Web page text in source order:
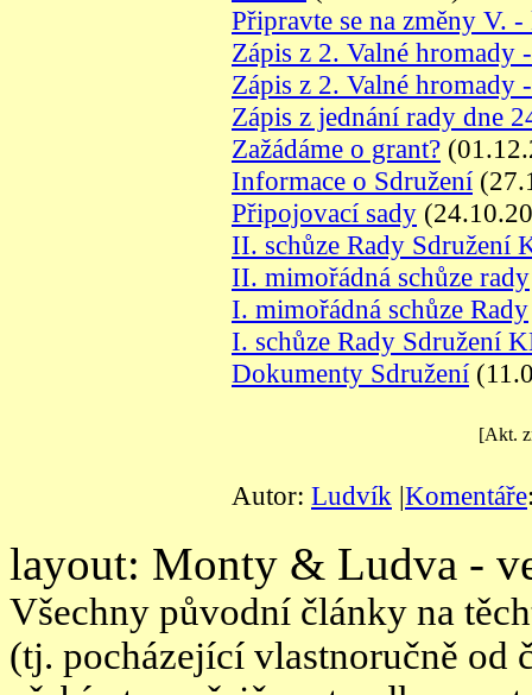
Připravte se na změny V.
Zápis z 2. Valné hromady
Zápis z 2. Valné hromady
Zápis z jednání rady dne
Zažádáme o grant?
Informace o Sdružení
Připojovací sady
II. schůze Rady Sdružení
II. mimořádná schůze rady
I. mimořádná schůze Rady
I. schůze Rady Sdružení
Dokumenty Sdružení
[Akt.
Autor: Ludvík |Komentáře
layout: Monty & Ludva -
Všechny původní články na
(tj. pocházející vlastnoručně